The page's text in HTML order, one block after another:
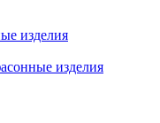
изделия
изделия